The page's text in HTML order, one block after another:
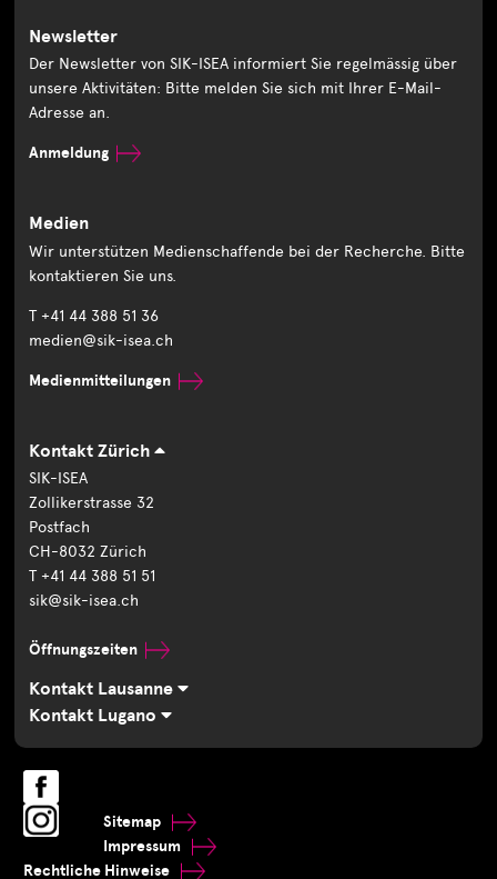
Newsletter
Der Newsletter von SIK-ISEA informiert Sie regelmässig über
unsere Aktivitäten: Bitte melden Sie sich mit Ihrer E-Mail-
Adresse an.
Anmeldung
Medien
Wir unterstützen Medienschaffende bei der Recherche. Bitte
kontaktieren Sie uns.
T +41 44 388 51 36
medien@sik-isea.ch
Medienmitteilungen
Kontakt Zürich
SIK-ISEA
Zollikerstrasse 32
Postfach
CH-8032 Zürich
T +41 44 388 51 51
sik@sik-isea.ch
Öffnungszeiten
Kontakt Lausanne
Kontakt Lugano
Sitemap
Impressum
Rechtliche Hinweise